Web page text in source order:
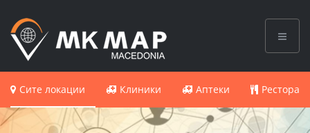
Сите локации Клиники Аптеки